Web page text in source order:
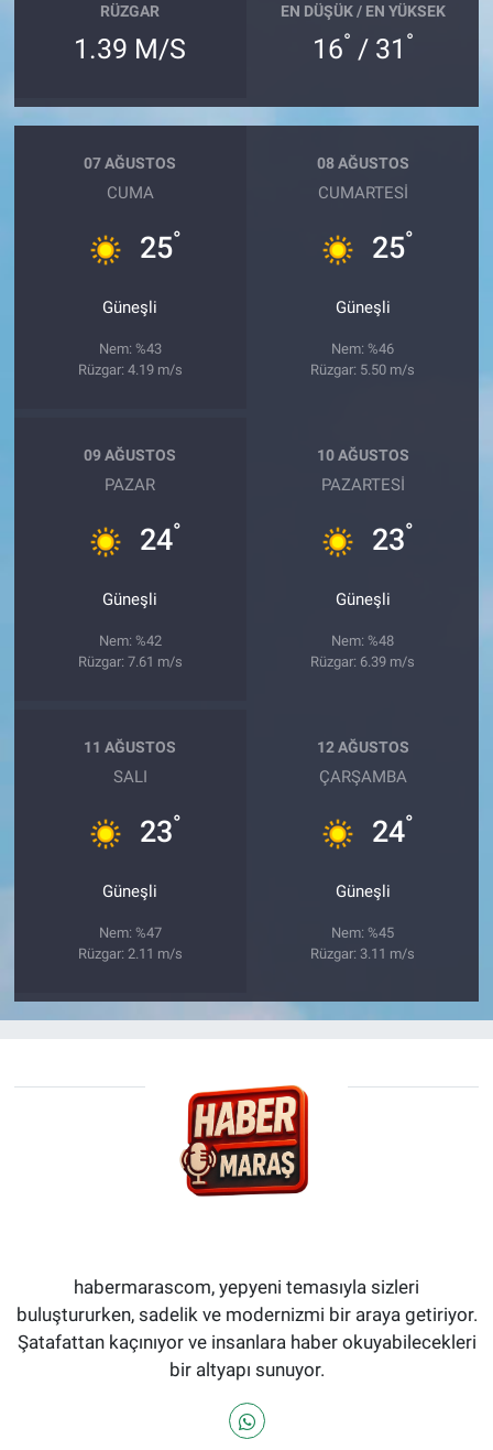
RÜZGAR
1.39 M/S
EN DÜŞÜK / EN YÜKSEK
16° / 31 °
07 AĞUSTOS
CUMA
25°
Güneşli
Nem: %43
Rüzgar: 4.19 m/s
08 AĞUSTOS
CUMARTESI
25°
Güneşli
Nem: %46
Rüzgar: 5.50 m/s
09 AĞUSTOS
PAZAR
24°
Güneşli
Nem: %42
Rüzgar: 7.61 m/s
10 AĞUSTOS
PAZARTESI
23°
Güneşli
Nem: %48
Rüzgar: 6.39 m/s
11 AĞUSTOS
SALI
23°
Güneşli
Nem: %47
Rüzgar: 2.11 m/s
12 AĞUSTOS
ÇARŞAMBA
24°
Güneşli
Nem: %45
Rüzgar: 3.11 m/s
habermarascom, yepyeni temasıyla sizleri
buluştururken, sadelik ve modernizmi bir araya getiriyor.
Şatafattan kaçınıyor ve insanlara haber okuyabilecekleri
bir altyapı sunuyor.